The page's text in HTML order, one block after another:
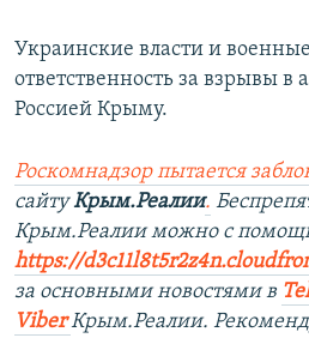
Украинские власти и
ответственность за взрывы
Россией Крыму.
Роскомнадзор пытается
сайтуКрым.Реалии.
Крым.Реалии можно с
https://
за основными новостями в
ViberКрым.Реалии.